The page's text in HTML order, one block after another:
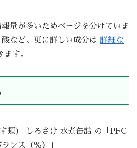
量が多いためページを分けていま
など、更に詳しい成分は 詳細な
ます。
類） しろさけ 水煮缶詰 の「PFC
ランス（％）」